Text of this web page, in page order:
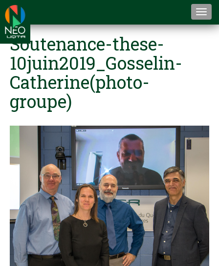
Soutenance-these-
10juin2019_Gosselin-
Catherine(photo-
groupe)